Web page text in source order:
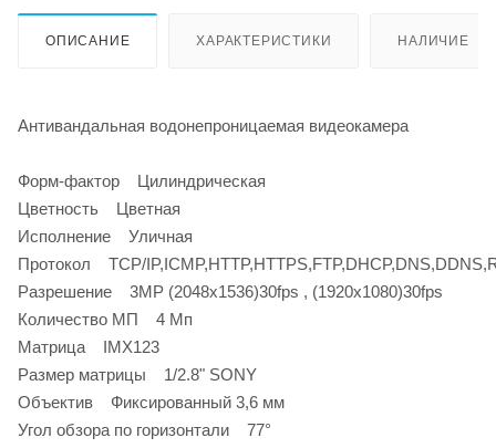
ОПИСАНИЕ ХАРАКТЕРИСТИКИ НАЛИЧИЕ
Антивандальная водонепроницаемая видеокамера
Форм-фактор Цилиндрическая
Цветность Цветная
Исполнение Уличная
Протокол TCP/
Разрешение 3MP (2048х1536)30fps , (1920х1080)30fps
Количество МП 4 Мп
Матрица IMX123
Размер матрицы 1/2.8" SONY
Объектив Фиксированный 3,6 мм
Угол обзора по горизонтали 77°